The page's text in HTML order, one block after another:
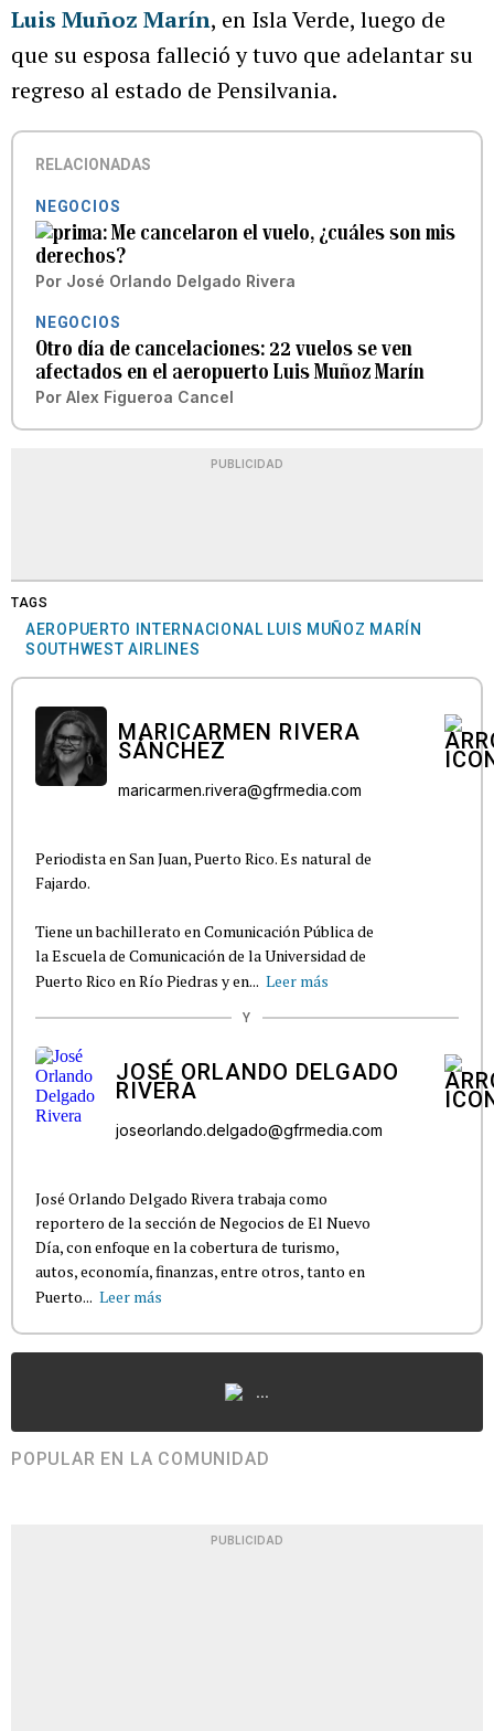
Luis Muñoz Marín, en Isla Verde, luego de
que su esposa falleció y tuvo que adelantar su
regreso al estado de Pensilvania.
RELACIONADAS
NEGOCIOS
Me cancelaron el vuelo, ¿cuáles son mis
derechos?
Por José Orlando Delgado Rivera
NEGOCIOS
Otro día de cancelaciones: 22 vuelos se ven
afectados en el aeropuerto Luis Muñoz Marín
Por Alex Figueroa Cancel
PUBLICIDAD
TAGS
AEROPUERTO INTERNACIONAL LUIS MUÑOZ MARÍN
SOUTHWEST AIRLINES
MARICARMEN RIVERA
SÁNCHEZ
maricarmen.rivera@gfrmedia.com
Periodista en San Juan, Puerto Rico. Es natural de
Fajardo.
Tiene un bachillerato en Comunicación Pública de
la Escuela de Comunicación de la Universidad de
Puerto Rico en Río Piedras y en... Leer más
Y
JOSÉ ORLANDO DELGADO
RIVERA
joseorlando.delgado@gfrmedia.com
José Orlando Delgado Rivera trabaja como
reportero de la sección de Negocios de El Nuevo
Día, con enfoque en la cobertura de turismo,
autos, economía, finanzas, entre otros, tanto en
Puerto... Leer más
...
POPULAR EN LA COMUNIDAD
PUBLICIDAD